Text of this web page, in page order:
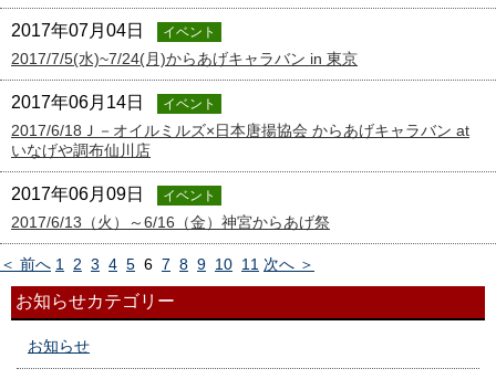
2017年07月04日 イベント
2017/7/5(水)~7/24(月)からあげキャラバン in 東京
2017年06月14日 イベント
2017/6/18Ｊ－オイルミルズ×日本唐揚協会 からあげキャラバン at
いなげや調布仙川店
2017年06月09日 イベント
2017/6/13（火）～6/16（金）神宮からあげ祭
＜ 前へ 1 2 3 4 5 6 7 8 9 10 11 次へ ＞
お知らせカテゴリー
お知らせ